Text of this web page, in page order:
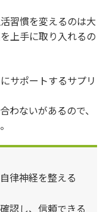
習慣を変えるのは大
上手に取り入れるの
サポートするサプリ
わないがあるので、
律神経を整える
認し、信頼できる